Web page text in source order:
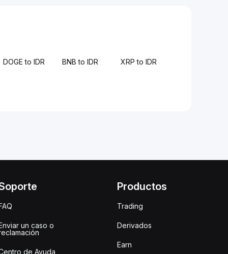
DOGE to IDR BNB to IDR XRP to IDR
un caso o
de Ayuda
Productos
Trading
Derivados
Earn